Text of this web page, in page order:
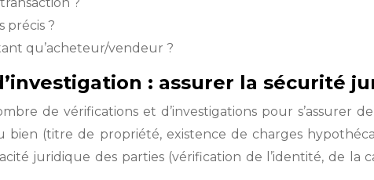
précis ?
qu’acheteur/vendeur ?
: assurer la sécurité
de vérifications et d’investigations pour s’assurer
(titre de propriété, existence de charges
juridique des parties (vérification de l’identité, de